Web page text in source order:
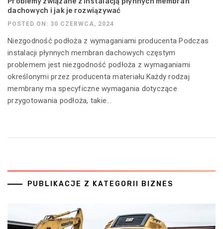
dachowych i jak je rozwiązywać
POSTED ON: 30 CZERWCA, 2024
Niezgodność podłoża z wymaganiami producenta Podczas
instalacji płynnych membran dachowych częstym
problemem jest niezgodność podłoża z wymaganiami
określonymi przez producenta materiału.Każdy rodzaj
membrany ma specyficzne wymagania dotyczące
przygotowania podłoża, takie...
PUBLIKACJE Z KATEGORII BIZNES